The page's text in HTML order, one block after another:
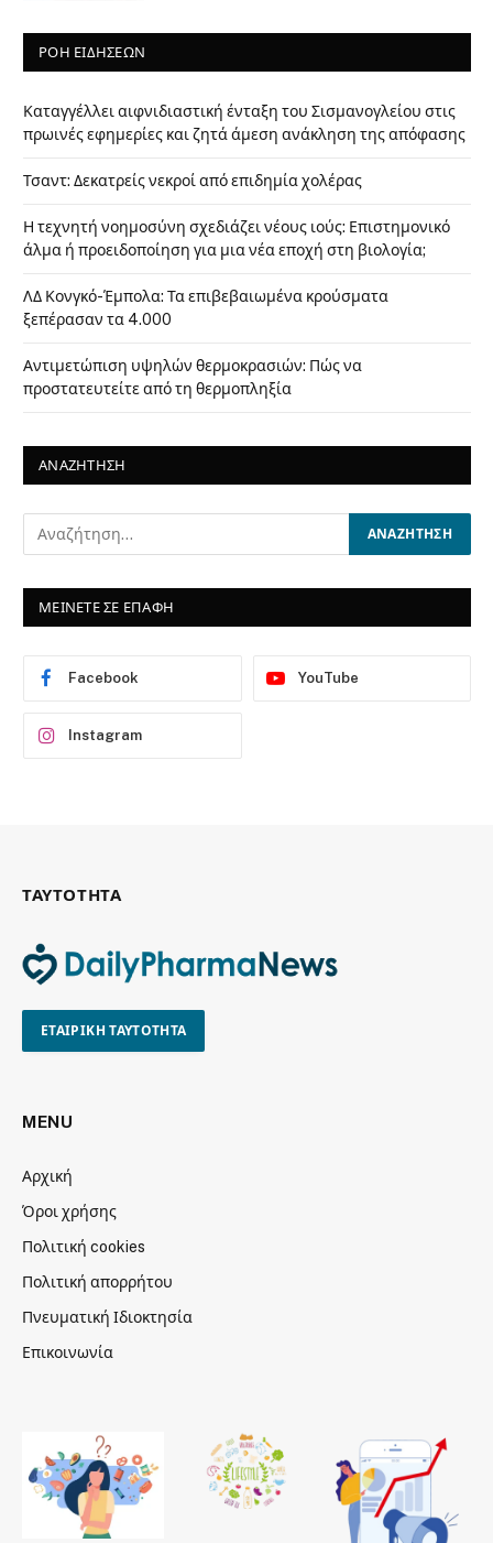
ΡΟΗ ΕΙΔΗΣΕΩΝ
Καταγγέλλει αιφνιδιαστική ένταξη του Σισμανογλείου στις
πρωινές εφημερίες και ζητά άμεση ανάκληση της απόφασης
Τσαντ: Δεκατρείς νεκροί από επιδημία χολέρας
Η τεχνητή νοημοσύνη σχεδιάζει νέους ιούς: Επιστημονικό
άλμα ή προειδοποίηση για μια νέα εποχή στη βιολογία;
ΛΔ Κονγκό-Έμπολα: Τα επιβεβαιωμένα κρούσματα
ξεπέρασαν τα 4.000
Αντιμετώπιση υψηλών θερμοκρασιών: Πώς να
προστατευτείτε από τη θερμοπληξία
ΑΝΑΖΗΤΗΣΗ
ΜΕΙΝΕΤΕ ΣΕ ΕΠΑΦΗ
Facebook YouTube
Instagram
ΤΑΥΤΟΤΗΤΑ
ΕΤΑΙΡΙΚΗ ΤΑΥΤΟΤΗΤΑ
MENU
Αρχική
Όροι χρήσης
Πολιτική cookies
Πολιτική απορρήτου
Πνευματική Ιδιοκτησία
Επικοινωνία